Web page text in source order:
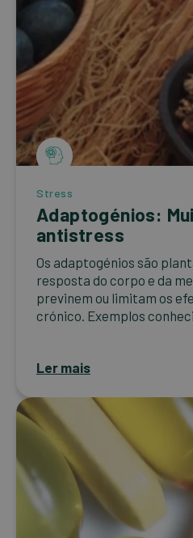
Stress
Adaptogénios:
antistress
Os adaptogénios são
resposta do corpo e da
previnem ou limitam os
crónico. Exemplos
Ler mais